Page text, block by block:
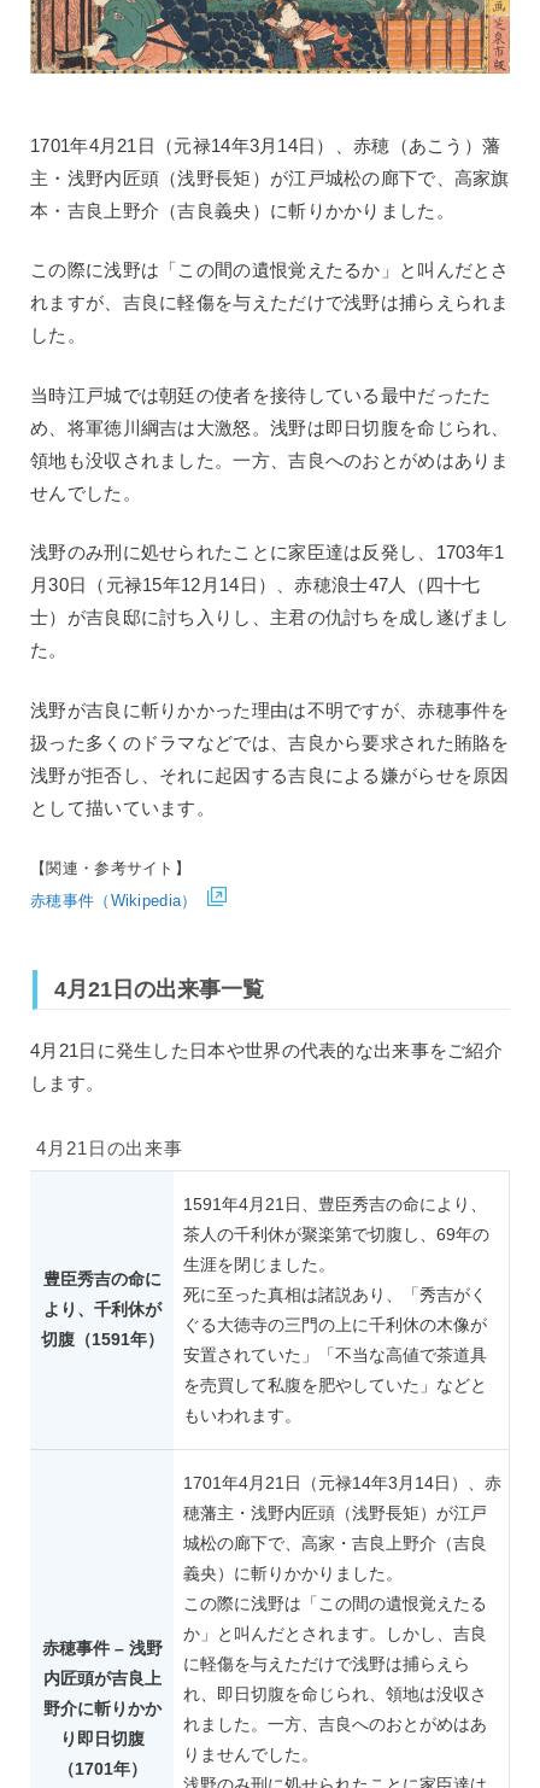
1701年4月21日（元禄14年3月14日）、赤穂（あこう）藩
主・浅野内匠頭（浅野長矩）が江戸城松の廊下で、高家旗
本・吉良上野介（吉良義央）に斬りかかりました。
この際に浅野は「この間の遺恨覚えたるか」と叫んだとさ
れますが、吉良に軽傷を与えただけで浅野は捕らえられま
した。
当時江戸城では朝廷の使者を接待している最中だったた
め、将軍徳川綱吉は大激怒。浅野は即日切腹を命じられ、
領地も没収されました。一方、吉良へのおとがめはありま
せんでした。
浅野のみ刑に処せられたことに家臣達は反発し、1703年1
月30日（元禄15年12月14日）、赤穂浪士47人（四十七
士）が吉良邸に討ち入りし、主君の仇討ちを成し遂げまし
た。
浅野が吉良に斬りかかった理由は不明ですが、赤穂事件を
扱った多くのドラマなどでは、吉良から要求された賄賂を
浅野が拒否し、それに起因する吉良による嫌がらせを原因
として描いています。
【関連・参考サイト】
赤穂事件（Wikipedia）
4月21日の出来事一覧
4月21日に発生した日本や世界の代表的な出来事をご紹介
します。
4月21日の出来事
豊臣秀吉の命に
より、千利休が
切腹（1591年）
1591年4月21日、豊臣秀吉の命により、
茶人の千利休が聚楽第で切腹し、69年の
生涯を閉じました。
死に至った真相は諸説あり、「秀吉がく
ぐる大徳寺の三門の上に千利休の木像が
安置されていた」「不当な高値で茶道具
を売買して私腹を肥やしていた」などと
もいわれます。
赤穂事件 – 浅野
内匠頭が吉良上
野介に斬りかか
り即日切腹
（1701年）
1701年4月21日（元禄14年3月14日）、赤
穂藩主・浅野内匠頭（浅野長矩）が江戸
城松の廊下で、高家・吉良上野介（吉良
義央）に斬りかかりました。
この際に浅野は「この間の遺恨覚えたる
か」と叫んだとされます。しかし、吉良
に軽傷を与えただけで浅野は捕らえら
れ、即日切腹を命じられ、領地は没収さ
れました。一方、吉良へのおとがめはあ
りませんでした。